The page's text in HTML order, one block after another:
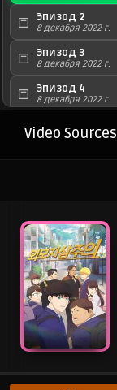
Эпизод 2
8 декабря 2022 г.
Эпизод 3
8 декабря 2022 г.
Эпизод 4
8 декабря 2022 г.
Эпизод 5
8 декабря 2022 г.
Эпизод 8
8 декабря 2022 г.
Video Sources